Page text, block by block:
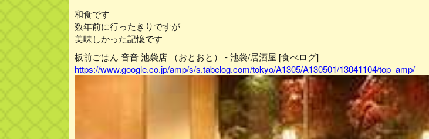
和食です
数年前に行ったきりですが
美味しかった記憶です
板前ごはん 音音 池袋店 （おとおと） - 池袋/居酒屋 [食べログ]
https://www.google.co.jp/amp/s/s.tabelog.com/tokyo/A1305/A130501/13041104/top_amp/